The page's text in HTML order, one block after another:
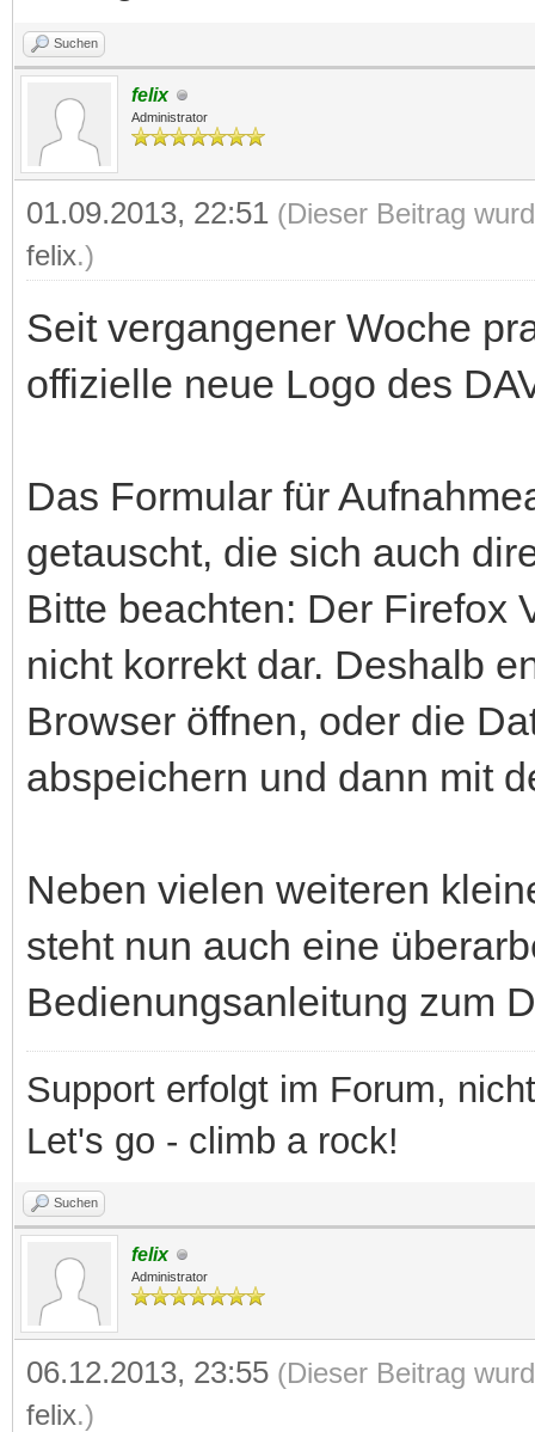
Suchen
felix
Administrator
01.09.2013, 22:51 (Dieser Beitrag
felix.)
Seit vergangener Woche
offizielle neue Logo des
Das Formular für
getauscht, die sich auch
Bitte beachten: Der Firefox
nicht korrekt dar. Deshalb
Browser öffnen, oder die
abspeichern und dann mit
Neben vielen weiteren
steht nun auch eine
Bedienungsanleitung zum
Support erfolgt im Forum,
Let's go - climb a rock!
Suchen
felix
Administrator
06.12.2013, 23:55 (Dieser Beitrag
felix.)